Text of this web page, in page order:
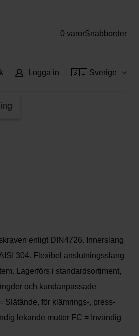
0 varorSnabborder
Logga in 🇸🇪 Sverige
enligt DIN4726. Innerslang
304. Flexibel anslutningsslang
Lagerförs i standardsortiment,
och kundanpassade
Slätände, för klämrings-, press-
lekande mutter FC = Invändig